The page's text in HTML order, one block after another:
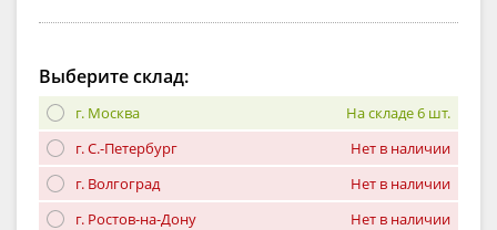
Выберите склад:
г. Москва
На складе 6 шт.
г. С.-Петербург
Нет в наличии
г. Волгоград
Нет в наличии
г. Ростов-на-Дону
Нет в наличии